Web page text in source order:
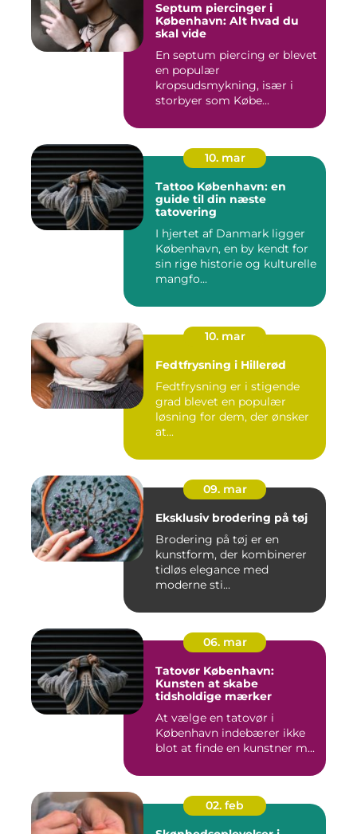
Septum piercinger i
København: Alt hvad du
skal vide
En septum piercing er blevet
en populær
kropsudsmykning, især i
storbyer som Købe...
10. mar
Tattoo København: en
guide til din næste
tatovering
I hjertet af Danmark ligger
København, en by kendt for
sin rige historie og kulturelle
mangfo...
10. mar
Fedtfrysning i Hillerød
Fedtfrysning er i stigende
grad blevet en populær
løsning for dem, der ønsker
at...
09. mar
Eksklusiv brodering på tøj
Brodering på tøj er en
kunstform, der kombinerer
tidløs elegance med
moderne sti...
06. mar
Tatovør København:
Kunsten at skabe
tidsholdige mærker
At vælge en tatovør i
København indebærer ikke
blot at finde en kunstner m...
02. feb